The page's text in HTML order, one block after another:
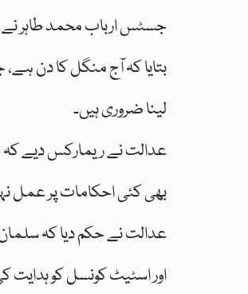
جسٹس ارباب محمد طاہر نے
بتایا کہ آج منگل کا دن
لینا ضروری ہیں۔
عدالت نے ریمارکس دیے کہ
بھی کئی احکامات پر عمل
عدالت نے حکم دیا کہ
اور اسٹیٹ کونسل کو ہدایت